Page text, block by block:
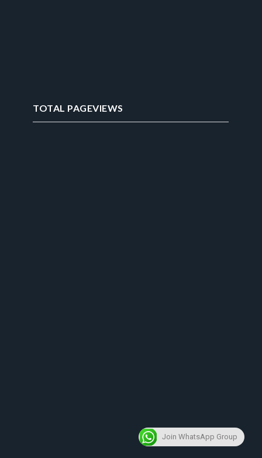
TOTAL PAGEVIEWS
Join WhatsApp Group